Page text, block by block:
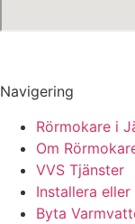
Navigering
Rörmokare i
Om
VVS Tjänster
Installera
Byta